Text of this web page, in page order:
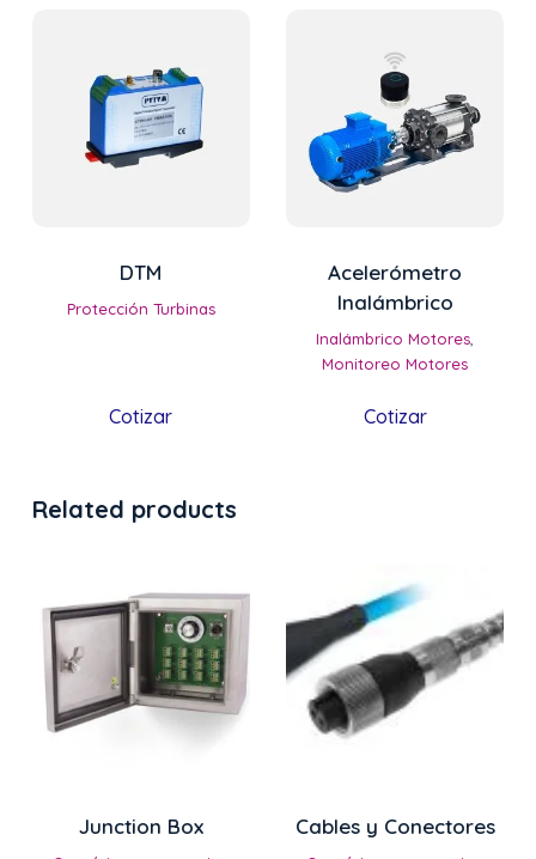
DTM
Protección Turbinas
Cotizar
Acelerómetro
Inalámbrico
Inalámbrico Motores
Monitoreo Motores
Cotizar
Related products
Junction Box Cables y Conectores